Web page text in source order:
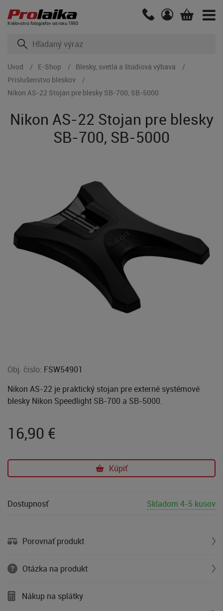
Kráľovstvo fotografov od roku 1993
Úvod E-Shop
Blesky, svetlá a štúdiová výbava
Príslušenstvo bleskov
Nikon AS-22 Stojan pre blesky SB-700, SB-5000
Nikon AS-22 Stojan pre blesky
SB-700, SB-5000
Obj. čislo: FSW54901
Nikon AS-22 je praktický stojan pre externé systémové
blesky Nikon Speedlight SB-700 a SB-5000.
16,90 €
Kúpiť
Dostupnosť Skladom 4-5 kusov
Porovnať produkt
Otázka na produkt
Nákup na splátky